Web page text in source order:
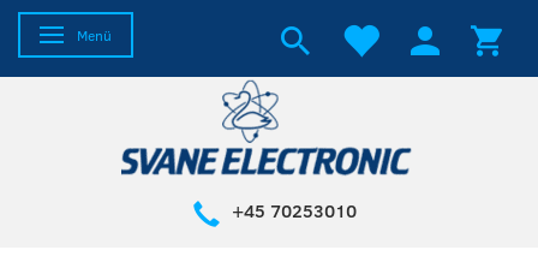
Anzeige ändern
Menü
+45 70253010